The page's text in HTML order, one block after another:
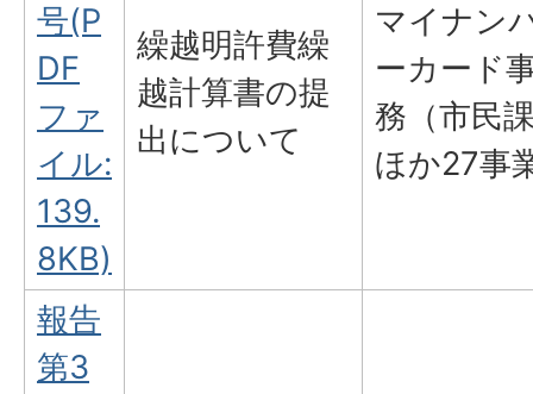
号(P
DF
ファ
イル:
139.
8KB)
繰越明許費繰
越計算書の提
出について
マイナン
ーカード
務（市民
ほか27事
報告
第3